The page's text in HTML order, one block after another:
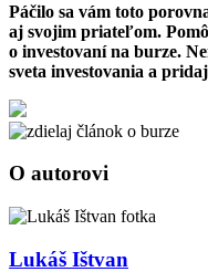
Páčilo sa vám toto
aj svojim priateľom.
o investovaní na burze.
sveta investovania a
O autorovi
Lukáš Ištvan